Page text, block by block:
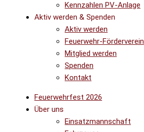
Kennzahlen PV-Anlage
Aktiv werden & Spenden
Aktiv werden
Feuerwehr-Förderverein
Mitglied werden
Spenden
Kontakt
Feuerwehrfest 2026
Über uns
Einsatzmannschaft